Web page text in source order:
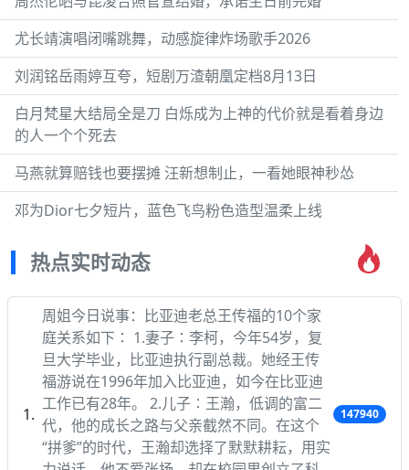
尤长靖演唱闭嘴跳舞，动感旋律炸场歌手2026
刘润铭岳雨婷互夸，短剧万渣朝凰定档8月13日
白月梵星大结局全是刀 白烁成为上神的代价就是看着身边
的人一个个死去
马燕就算赔钱也要摆摊 汪新想制止，一看她眼神秒怂
邓为Dior七夕短片，蓝色飞鸟粉色造型温柔上线
热点实时动态
周姐今日说事：比亚迪老总王传福的10个家
庭关系如下∶ 1.妻子∶李柯，今年54岁，复
旦大学毕业，比亚迪执行副总裁。她经王传
福游说在1996年加入比亚迪，如今在比亚迪
工作已有28年。 2.儿子∶王瀚，低调的富二
代，他的成长之路与父亲截然不同。在这个
“拼爹”的时代，王瀚却选择了默默耕耘，用实
147940